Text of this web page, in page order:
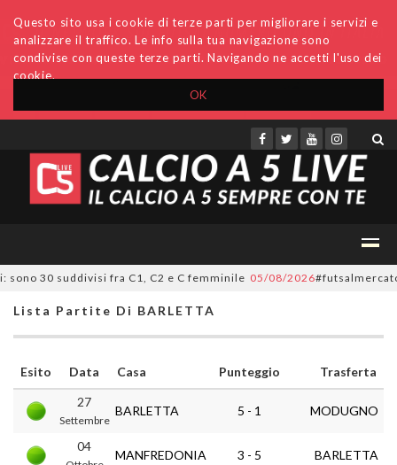
OK
Questo sito usa i cookie di terze parti per migliorare i servizi e
analizzare il traffico. Le info sulla tua navigazione sono
condivise con queste terze parti. Navigando ne accetti l'uso dei
cookie.
Accedi Archivio Invio comunicati Redazione
30 suddivisi fra C1, C2 e C femminile 05/08/2026#futsalmercato,
Lista Partite Di BARLETTA
Esito Data Casa Punteggio
Trasferta
27
Settembre
BARLETTA 5 - 1 MODUGNO
04
MANFREDONIA 3 - 5 BARLETTA